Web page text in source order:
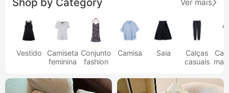
Ver mais
Vestido
Camiseta
feminina
Conjunto
fashion
Camisa Saia
Calças
casuais